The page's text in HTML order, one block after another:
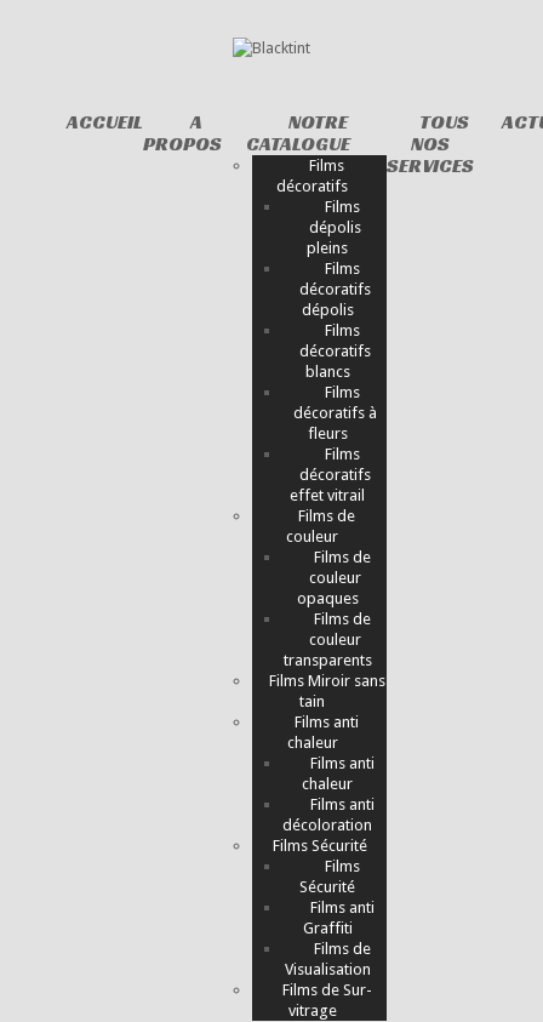
ACCUEIL
A
PROPOS
NOTRE
CATALOGUE
Films
décoratifs
Films
dépolis
pleins
Films
décoratifs
dépolis
Films
décoratifs
blancs
Films
décoratifs à
fleurs
Films
décoratifs
effet vitrail
Films de
couleur
Films de
couleur
opaques
Films de
couleur
transparents
Films Miroir sans
tain
Films anti
chaleur
Films anti
chaleur
Films anti
décoloration
Films Sécurité
Films
Sécurité
Films anti
Graffiti
Films de
Visualisation
Films de Sur-
vitrage
TOUS
NOS
SERVICES